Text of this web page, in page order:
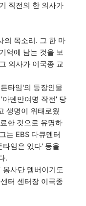
직전의 한 의사가
의 목소리. 그 한 마
억에 남는 것을 보
의사가 이국종 교
타임'의 등장인물
아덴만여명 작전' 당
생명이 위태로웠
한 것으로 유명하
는 EBS 다큐멘터
임은 있다' 등을
.
봉사단 멤버이기도
터 센터장 이국종